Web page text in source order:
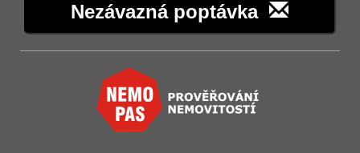
Nezávazná poptávka